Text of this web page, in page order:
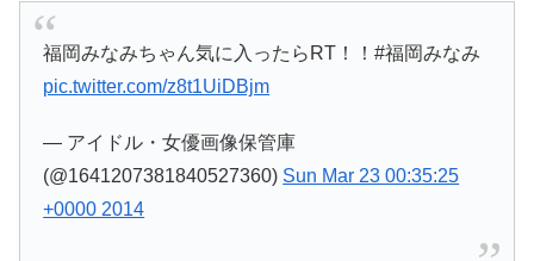
福岡みなみちゃん気に入ったらRT！！#福岡みなみ
pic.twitter.com/z8t1UiDBjm
— アイドル・女優画像保管庫
(@1641207381840527360) Sun Mar 23 00:35:25
+0000 2014